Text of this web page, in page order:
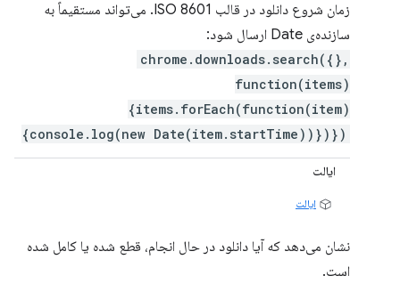
زمان شروع دانلود در قالب ISO 8601. می‌تواند مستقیماً به
سازنده‌ی Date ارسال شود:
chrome.downloads.search({},
function(items)
{items.forEach(function(item)
{console.log(new Date(item.startTime))})})
ایالت
ایالت
نشان می‌دهد که آیا دانلود در حال انجام، قطع شده یا کامل شده
است.